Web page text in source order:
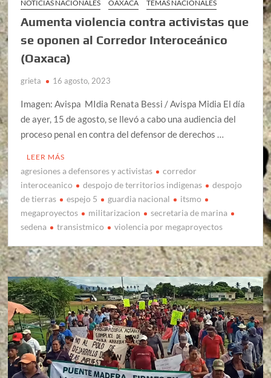
NOTICIAS NACIONALES OAXACA TEMAS NACIONALES
Aumenta violencia contra activistas que
se oponen al Corredor Interoceánico
(Oaxaca)
grieta 16 agosto, 2023
Imagen: Avispa MIdia Renata Bessi / Avispa Midia El día
de ayer, 15 de agosto, se llevó a cabo una audiencia del
proceso penal en contra del defensor de derechos …
LEER MÁS
agresiones a defensores y activistas
corredor
interoceanico
despojo de territorios indigenas
despojo
de tierras
espejo 5 guardia nacional
itsmo
megaproyectos
militarizacion
secretaria de marina
sedena
transistmico violencia por megaproyectos